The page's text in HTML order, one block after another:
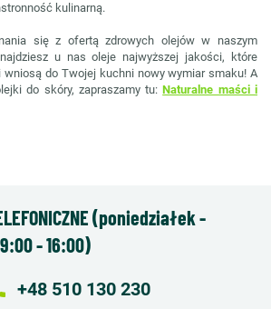
kulinarną.
się z ofertą zdrowych olejów w naszym
u nas oleje najwyższej jakości, które
do Twojej kuchni nowy wymiar smaku! A
do skóry, zapraszamy tu:Naturalne maści i
(poniedziałek -
- 16:00)
+48 510 130 230